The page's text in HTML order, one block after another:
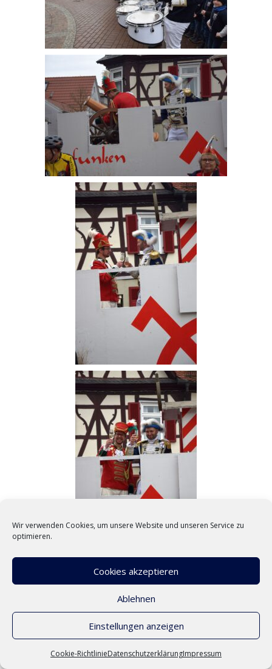
Wir verwenden Cookies, um unsere Website und unseren Service zu
optimieren.
Cookies akzeptieren
Ablehnen
Einstellungen anzeigen
Cookie-RichtlinieDatenschutzerklärungImpressum